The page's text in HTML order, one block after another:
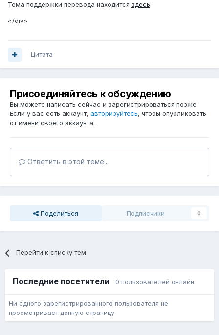
Тема поддержки перевода находится здесь.
</div>
Цитата
Присоединяйтесь к обсуждению
Вы можете написать сейчас и зарегистрироваться позже.
Если у вас есть аккаунт, авторизуйтесь, чтобы опубликовать
от имени своего аккаунта.
Ответить в этой теме...
Поделиться Подписчики 0
Перейти к списку тем
Последние посетители 0 пользователей онлайн
Ни одного зарегистрированного пользователя не
просматривает данную страницу